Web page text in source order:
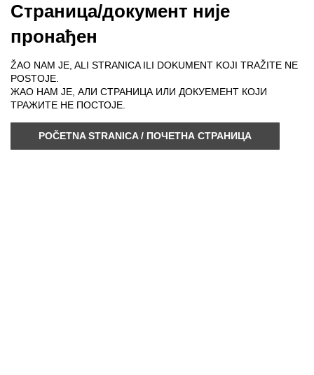
Страница/документ није
пронађен
ŽAO NAM JE, ALI STRANICA ILI DOKUMENT KOJI TRAŽITE NE
POSTOJE.
ЖАО НАМ ЈЕ, АЛИ СТРАНИЦА ИЛИ ДОКУЕМЕНТ КОЈИ
ТРАЖИТЕ НЕ ПОСТОЈЕ.
POČETNA STRANICA / ПОЧЕТНА СТРАНИЦА